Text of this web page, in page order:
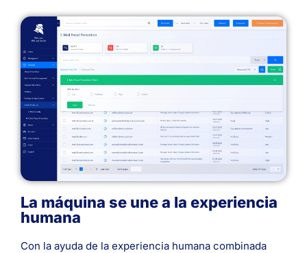
La máquina se une a la experiencia
humana
Con la ayuda de la experiencia humana combinada